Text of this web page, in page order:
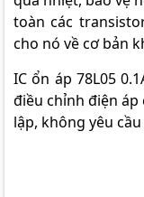
toàn các
cho nó về cơ bản
IC ổn áp 78L05
điều chỉnh điện áp
lập, không yêu